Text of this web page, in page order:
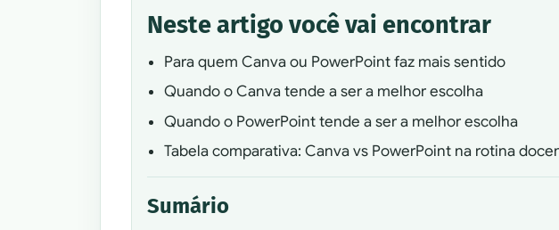
Neste artigo você vai encontrar
Para quem Canva ou PowerPoint faz mais sentido
Quando o Canva tende a ser a melhor escolha
Quando o PowerPoint tende a ser a melhor escolha
Tabela comparativa: Canva vs PowerPoint na rotina
Sumário